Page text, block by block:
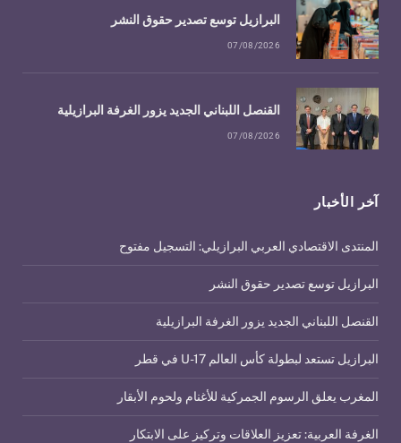
آخر الأخبار
المنتدى الاقتصادي العربي البرازيلي: التسجيل مفتوح
البرازيل توسع تصدير حقوق النشر
القنصل اللبناني الجديد يزور الغرفة البرازيلية
البرازيل تستعد لبطولة كأس العالم U-17 في قطر
المغرب يعلق الرسوم الجمركية للأغنام ولحوم الأبقار
الغرفة العربية: تعزيز العلاقات وتركيز على الابتكار
البرازيل توسع تصدير حقوق النشر
07/08/2026
القنصل اللبناني الجديد يزور الغرفة البرازيلية
07/08/2026